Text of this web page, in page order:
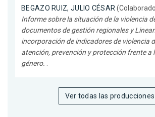
BEGAZO RUIZ, JULIO CÉSAR
Informe sobre la situación de la violencia
documentos de gestión regionales y
incorporación de indicadores de violencia
atención, prevención y protección frente a
género.
Ver todas las producciones